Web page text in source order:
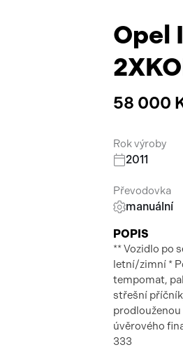
Opel
58 000
Rok výroby
2011
Převodovka
manuální
POPIS
** Vozidlo po
letní/zimní *
tempomat,
střešní
prodlouženou
úvěrového
333